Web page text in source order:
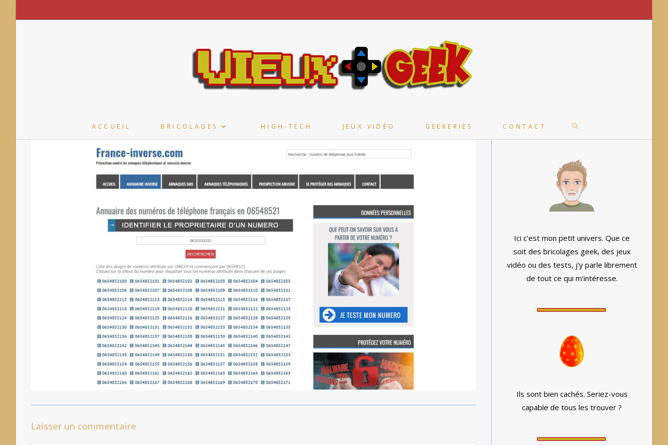
ACCUEIL BRICOLAGES HIGH-TECH JEUX VIDÉO GEEKERIES CONTACT TOGGLE
SEARCH
Laisser un commentaire
Ici c'est mon petit univers. Que ce
soit des bricolages geek, des jeux
vidéo ou des tests, j'y parle librement
de tout ce qui m'intéresse.
Ils sont bien cachés. Seriez-vous
capable de tous les trouver ?